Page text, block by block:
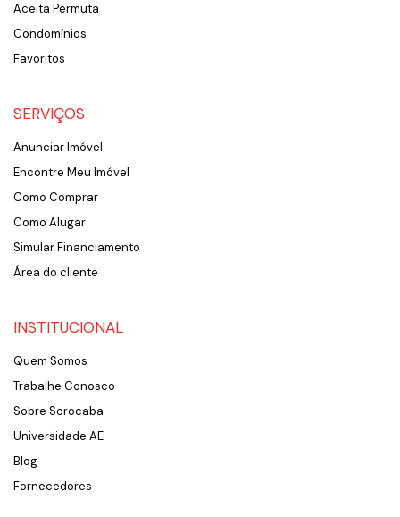
Aceita Permuta
Condomínios
Favoritos
SERVIÇOS
Anunciar Imóvel
Encontre Meu Imóvel
Como Comprar
Como Alugar
Simular Financiamento
Área do cliente
INSTITUCIONAL
Quem Somos
Trabalhe Conosco
Sobre Sorocaba
Universidade AE
Blog
Fornecedores